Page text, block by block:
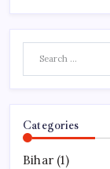
Categories
Bihar (1)